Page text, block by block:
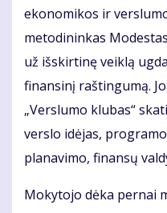
ekonomikos ir
metodininkas
už išskirtinę veiklą
finansinį raštingumą.
„Verslumo klubas“
verslo idėjas,
planavimo, finansų
Mokytojo dėka pernai